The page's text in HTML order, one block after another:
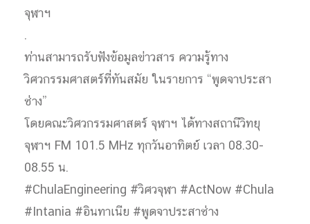
จุฬาฯ
.
ท่านสามารถรับฟังข้อมูลข่าวสาร ความรู้ทาง
วิศวกรรมศาสตร์ที่ทันสมัย ในรายการ “พูดจาประสา
ช่าง”
โดยคณะวิศวกรรมศาสตร์ จุฬาฯ ได้ทางสถานีวิทยุ
จุฬาฯ FM 101.5 MHz ทุกวันอาทิตย์ เวลา 08.30-
08.55 น.
#ChulaEngineering #วิศวจุฬา #ActNow #Chula
#Intania #อินทาเนีย #พูดจาประสาช่าง